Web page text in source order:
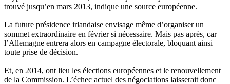
trouvé jusqu’en mars 2013, indique une source européenne.
La future présidence irlandaise envisage même d’organiser un
sommet extraordinaire en février si nécessaire. Mais pas après, car
l’Allemagne entrera alors en campagne électorale, bloquant ainsi
toute prise de décision.
Et, en 2014, ont lieu les élections européennes et le renouvellement
de la Commission. L’échec actuel des négociations laisserait donc